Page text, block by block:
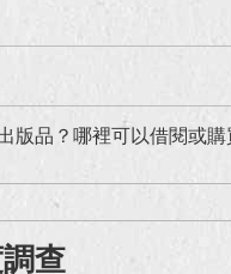
版品？哪裡可以借閱或購
查